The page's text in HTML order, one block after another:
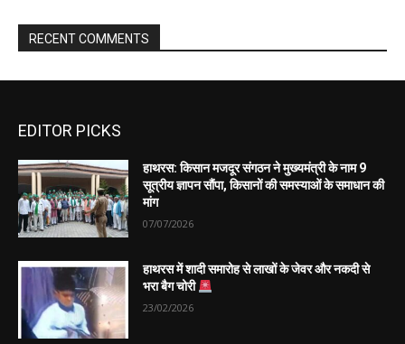
EDITOR PICKS
हाथरस: किसान मजदूर संगठन ने मुख्यमंत्री के नाम 9
सूत्रीय ज्ञापन सौंपा, किसानों की समस्याओं के समाधान की
मांग
07/07/2026
हाथरस में शादी समारोह से लाखों के जेवर और नकदी से
भरा बैग चोरी
23/02/2026